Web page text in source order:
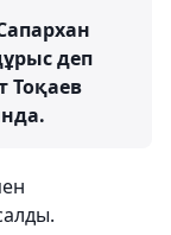
деп
Тоқаев